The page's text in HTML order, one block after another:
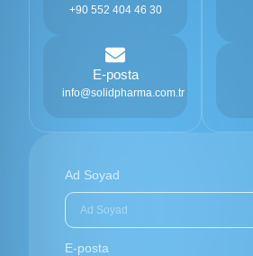
+90 552 404 46 30
E-posta
info@solidpharma.com.tr
Ad Soyad
E-posta